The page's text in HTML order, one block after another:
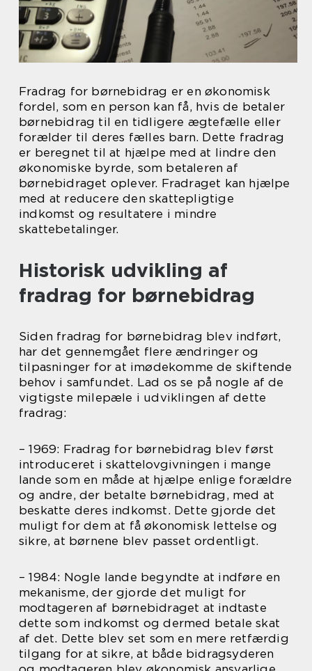
Fradrag for børnebidrag er en økonomisk
fordel, som en person kan få, hvis de betaler
børnebidrag til en tidligere ægtefælle eller
forælder til deres fælles barn. Dette fradrag
er beregnet til at hjælpe med at lindre den
økonomiske byrde, som betaleren af
børnebidraget oplever. Fradraget kan hjælpe
med at reducere den skattepligtige
indkomst og resultatere i mindre
skattebetalinger.
Historisk udvikling af
fradrag for børnebidrag
Siden fradrag for børnebidrag blev indført,
har det gennemgået flere ændringer og
tilpasninger for at imødekomme de skiftende
behov i samfundet. Lad os se på nogle af de
vigtigste milepæle i udviklingen af dette
fradrag:
– 1969: Fradrag for børnebidrag blev først
introduceret i skattelovgivningen i mange
lande som en måde at hjælpe enlige forældre
og andre, der betalte børnebidrag, med at
beskatte deres indkomst. Dette gjorde det
muligt for dem at få økonomisk lettelse og
sikre, at børnene blev passet ordentligt.
– 1984: Nogle lande begyndte at indføre en
mekanisme, der gjorde det muligt for
modtageren af børnebidraget at indtaste
dette som indkomst og dermed betale skat
af det. Dette blev set som en mere retfærdig
tilgang for at sikre, at både bidragsyderen